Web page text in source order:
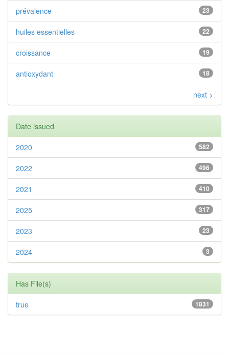
23
prévalence
22
huiles essentielles
19
croissance
18
antioxydant
next >
Date issued
582
2020
496
2022
410
2021
317
2025
23
2023
3
2024
Has File(s)
1831
true